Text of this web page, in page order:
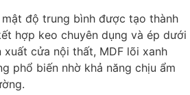
độ trung bình được tạo thành
hợp keo chuyên dụng và ép dưới
xuất cửa nội thất, MDF lõi xanh
phổ biến nhờ khả năng chịu ẩm